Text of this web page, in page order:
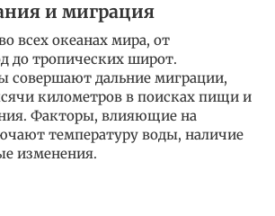
и миграция
всех океанах мира, от
до тропических широт.
совершают дальние миграции,
километров в поисках пищи и
Факторы, влияющие на
температуру воды, наличие
изменения.